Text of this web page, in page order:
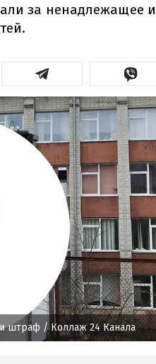
за ненадлежащее
штраф / Коллаж 24 Канала